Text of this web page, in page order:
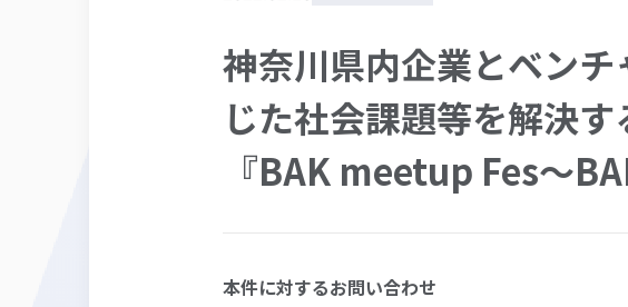
神奈川県内企業とベン
じた社会課題等を解決
『BAK meetup Fes～
本件に対するお問い合わせ